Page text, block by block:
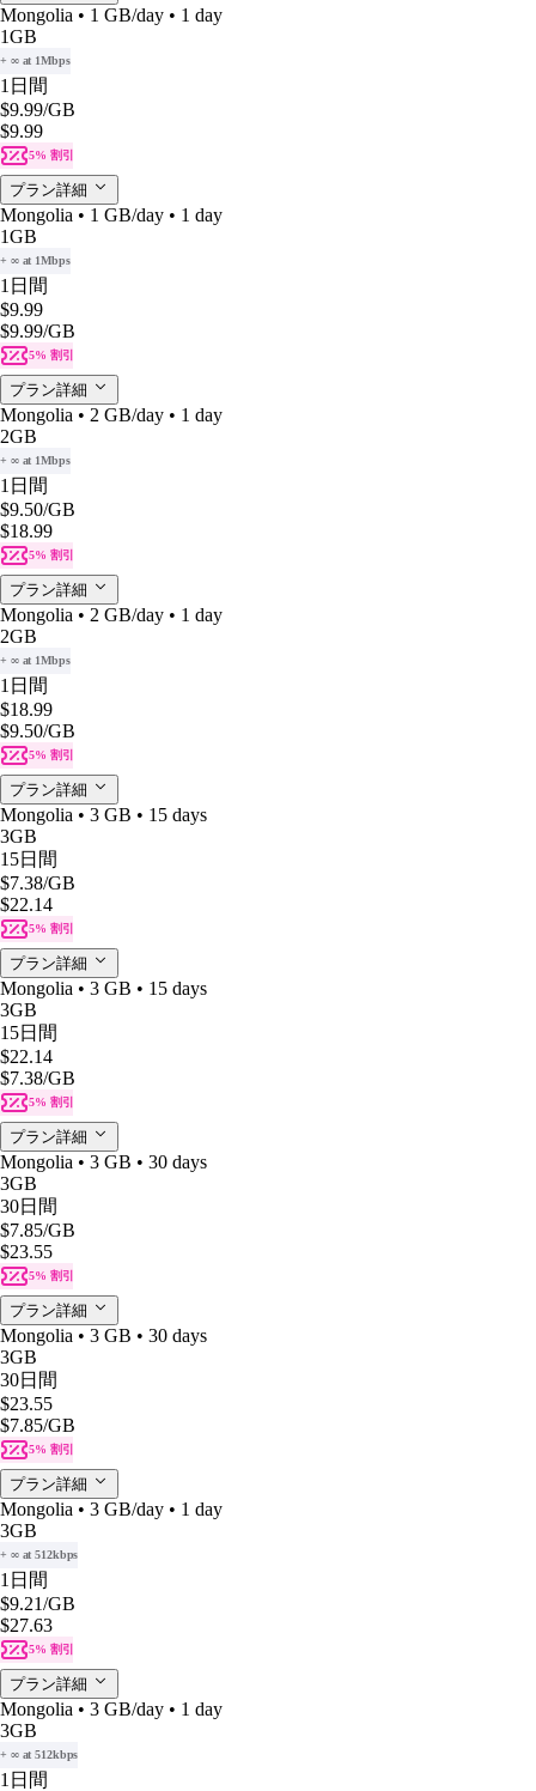
Mongolia • 1 GB/day • 1 day
1GB
+ ∞ at 1Mbps
1日間
$9.99/GB
$9.99
5% 割引
プラン詳細
Mongolia • 1 GB/day • 1 day
1GB
+ ∞ at 1Mbps
1日間
$9.99
$9.99/GB
5% 割引
プラン詳細
Mongolia • 2 GB/day • 1 day
2GB
+ ∞ at 1Mbps
1日間
$9.50/GB
$18.99
5% 割引
プラン詳細
Mongolia • 2 GB/day • 1 day
2GB
+ ∞ at 1Mbps
1日間
$18.99
$9.50/GB
5% 割引
プラン詳細
Mongolia • 3 GB • 15 days
3GB
15日間
$7.38/GB
$22.14
5% 割引
プラン詳細
Mongolia • 3 GB • 15 days
3GB
15日間
$22.14
$7.38/GB
5% 割引
プラン詳細
Mongolia • 3 GB • 30 days
3GB
30日間
$7.85/GB
$23.55
5% 割引
プラン詳細
Mongolia • 3 GB • 30 days
3GB
30日間
$23.55
$7.85/GB
5% 割引
プラン詳細
Mongolia • 3 GB/day • 1 day
3GB
+ ∞ at 512kbps
1日間
$9.21/GB
$27.63
5% 割引
プラン詳細
Mongolia • 3 GB/day • 1 day
3GB
+ ∞ at 512kbps
1日間